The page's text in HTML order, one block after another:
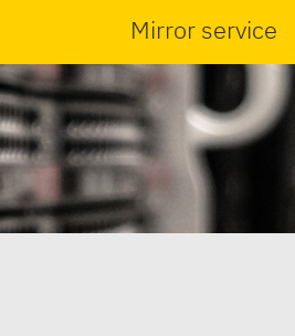
Mirror service